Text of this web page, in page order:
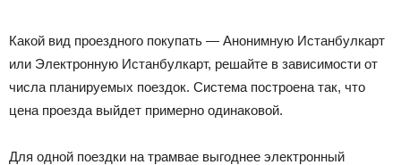
Какой вид проездного покупать — Анонимную Истанбулкарт
или Электронную Истанбулкарт, решайте в зависимости от
числа планируемых поездок. Система построена так, что
цена проезда выйдет примерно одинаковой.
Для одной поездки на трамвае выгоднее электронный